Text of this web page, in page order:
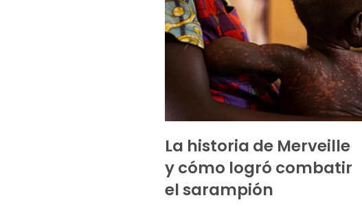
La historia de Merveille
y cómo logró combatir
el sarampión